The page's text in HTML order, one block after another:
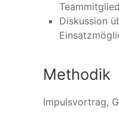
Diskussion
Methodik
Impulsvortrag,